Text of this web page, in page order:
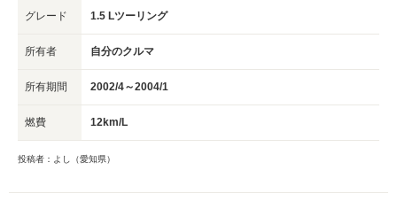
グレード 1.5 Lツーリング
所有者 自分のクルマ
所有期間 2002/4～2004/1
燃費 12km/L
投稿者：よし（愛知県）